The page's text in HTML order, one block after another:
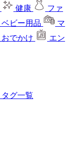
健康
ファ
ベビー用品
マ
おでかけ
エン
タグ一覧